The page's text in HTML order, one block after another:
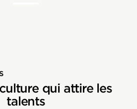
qui attire les
talents